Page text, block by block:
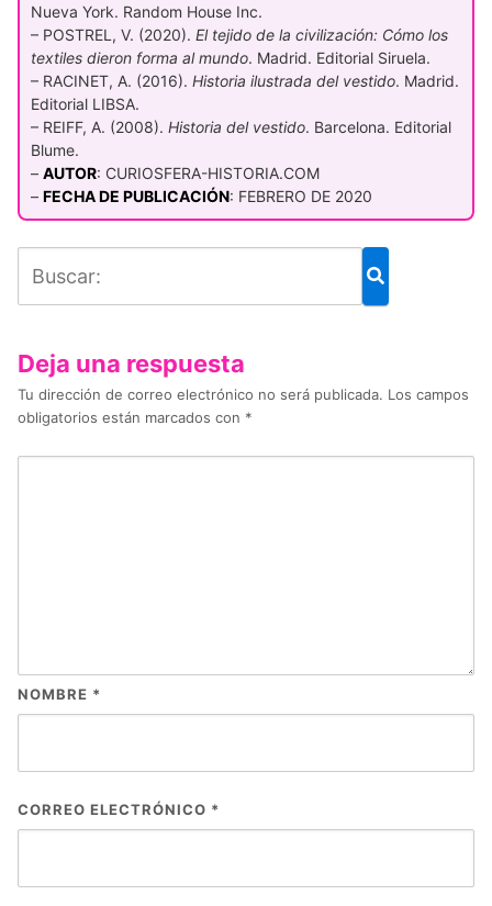
Nueva York. Random House Inc.
– POSTREL, V. (2020). El tejido de la civilización: Cómo los
textiles dieron forma al mundo. Madrid. Editorial Siruela.
– RACINET, A. (2016). Historia ilustrada del vestido. Madrid.
Editorial LIBSA.
– REIFF, A. (2008). Historia del vestido. Barcelona. Editorial
Blume.
– AUTOR: CURIOSFERA-HISTORIA.COM
– FECHA DE PUBLICACIÓN: FEBRERO DE 2020
Deja una respuesta
Tu dirección de correo electrónico no será publicada. Los campos
obligatorios están marcados con *
NOMBRE *
CORREO ELECTRÓNICO *